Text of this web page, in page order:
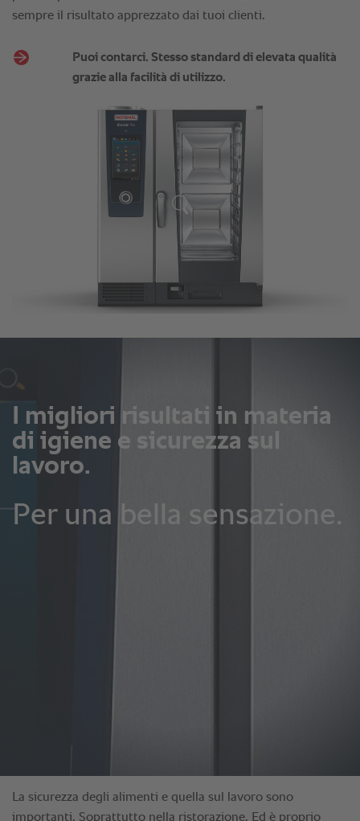
sempre il risultato apprezzato dai tuoi clienti.
Puoi contarci. Stesso standard di elevata qualità
grazie alla facilità di utilizzo.
La sicurezza degli alimenti e quella sul lavoro sono
importanti. Soprattutto nella ristorazione. Ed è proprio